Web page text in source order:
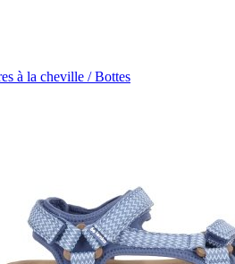
à la cheville / Bottes